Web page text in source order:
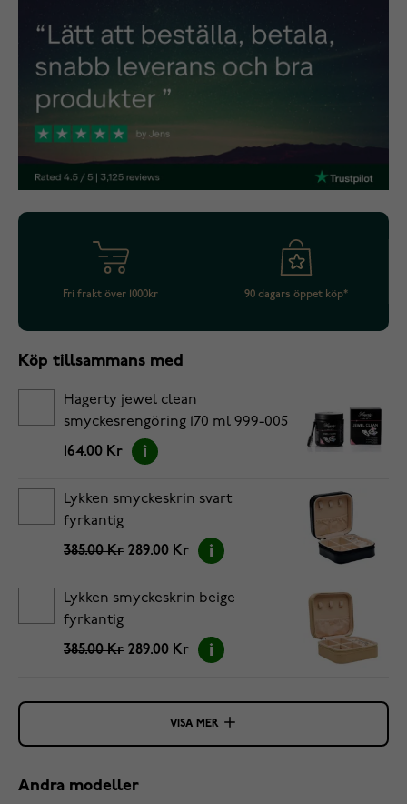
Fri frakt över 1000kr 90 dagars öppet köp*
Köp tillsammans med
Hagerty jewel clean
smyckesrengöring 170 ml 999-005
164.00 Kr
Lykken smyckeskrin svart
fyrkantig
385.00 Kr 289.00 Kr
Lykken smyckeskrin beige
fyrkantig
385.00 Kr 289.00 Kr
VISA MER
Andra modeller